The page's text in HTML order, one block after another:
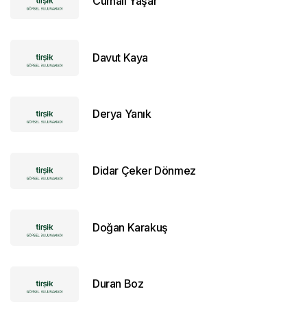
Davut Kaya
Derya Yanık
Didar Çeker Dönmez
Doğan Karakuş
Duran Boz